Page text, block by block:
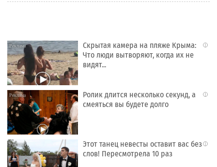
i
Скрытая камера на пляже Крыма:
Что люди вытворяют, когда их не
видят...
i
Ролик длится несколько секунд, а
смеяться вы будете долго
i
Этот танец невесты оставит вас без
слов! Пересмотрела 10 раз